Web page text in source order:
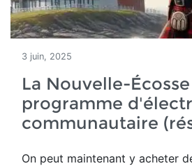
3 juin, 2025
La Nouvelle-
programme
communautaire
On peut maintenant y acheter